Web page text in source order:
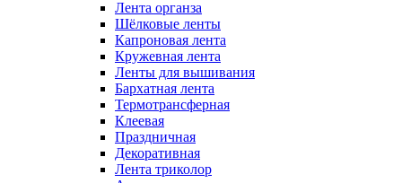
Лента органза
Шёлковые ленты
Капроновая лента
Кружевная лента
Ленты для вышивания
Бархатная лента
Термотрансферная
Клеевая
Праздничная
Декоративная
Лента триколор